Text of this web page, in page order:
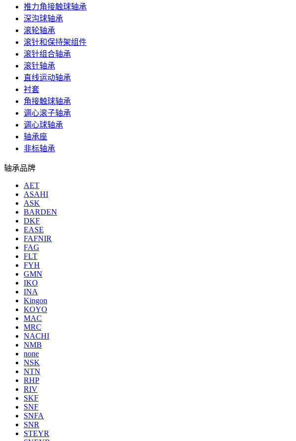
推力角接触球轴承
深沟球轴承
滚轮轴承
滚针和保持架组件
滚针组合轴承
滚针轴承
直线运动轴承
衬套
角接触球轴承
调心滚子轴承
调心球轴承
轴承座
非标轴承
轴承品牌
AET
ASAHI
ASK
BARDEN
DKF
EASE
FAFNIR
FAG
FLT
FYH
GMN
IKO
INA
Kingon
KOYO
MAC
MRC
NACHI
NMB
none
NSK
NTN
RHP
RIV
SKF
SNF
SNFA
SNR
STEYR